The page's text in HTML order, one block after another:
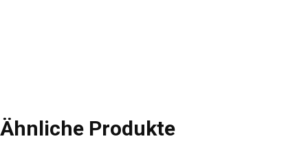
Ähnliche Produkte